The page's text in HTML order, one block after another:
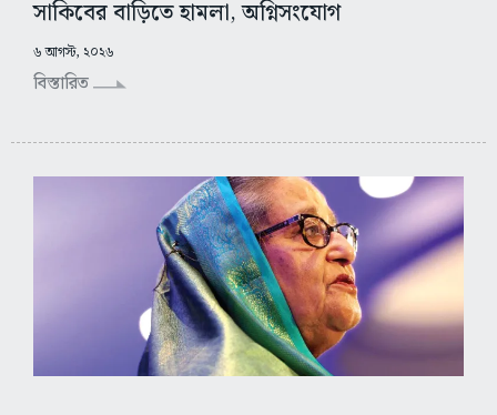
সাকিবের বাড়িতে হামলা, অগ্নিসংযোগ
৬ আগস্ট, ২০২৬
বিস্তারিত